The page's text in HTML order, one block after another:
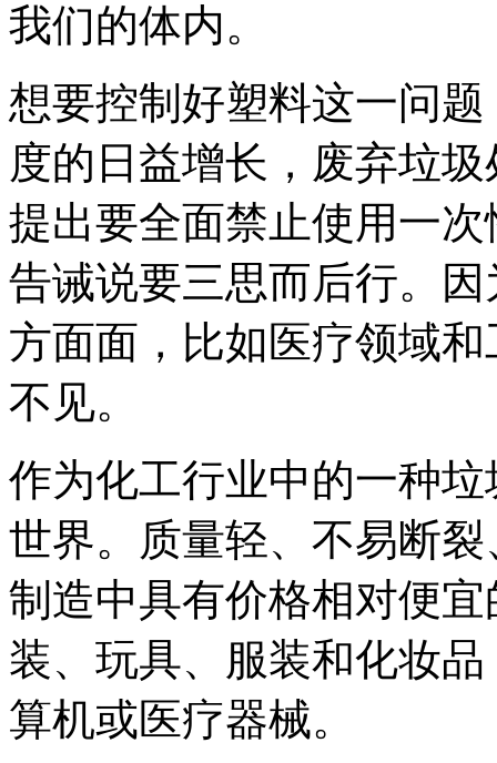
我们的体内。
想要控制好塑料这一问
度的日益增长，废弃垃
提出要全面禁止使用一
告诫说要三思而后行。
方面面，比如医疗领域
不见。
作为化工行业中的一种
世界。质量轻、不易断
制造中具有价格相对便
装、玩具、服装和化妆
算机或医疗器械。